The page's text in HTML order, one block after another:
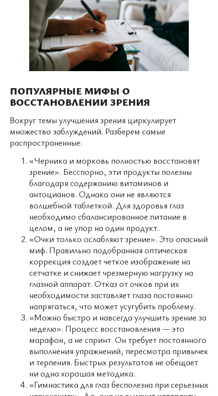
ПОПУЛЯРНЫЕ МИФЫ О
ВОССТАНОВЛЕНИИ ЗРЕНИЯ
Вокруг темы улучшения зрения циркулирует
множество заблуждений. Разберем самые
распространенные:
«Черника и морковь полностью восстановят
зрение». Бесспорно, эти продукты полезны
благодаря содержанию витаминов и
антоцианов. Однако они не являются
волшебной таблеткой. Для здоровья глаз
необходимо сбалансированное питание в
целом, а не упор на один продукт.
«Очки только ослабляют зрение». Это опасный
миф. Правильно подобранная оптическая
коррекция создает четкое изображение на
сетчатке и снижает чрезмерную нагрузку на
глазной аппарат. Отказ от очков при их
необходимости заставляет глаза постоянно
напрягаться, что может усугубить проблему.
«Можно быстро и навсегда улучшить зрение за
неделю». Процесс восстановления — это
марафон, а не спринт. Он требует постоянного
выполнения упражнений, пересмотра привычек
и терпения. Быстрых результатов не обещает
ни одна хорошая методика.
«Гимнастика для глаз бесполезна при серьезных